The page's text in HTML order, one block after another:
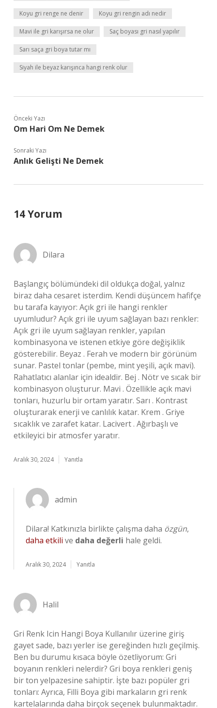
Koyu gri renge ne denir Koyu gri rengin adı nedir
Mavi ile gri karışırsa ne olur Saç boyası gri nasıl yapılır
Sarı saça gri boya tutar mı
Siyah ile beyaz karışınca hangi renk olur
Önceki Yazı
Om Hari Om Ne Demek
Sonraki Yazı
Anlık Gelişti Ne Demek
14 Yorum
Dilara
Başlangıç bölümündeki dil oldukça doğal, yalnız
biraz daha cesaret isterdim. Kendi düşüncem hafifçe
bu tarafa kayıyor: Açık gri ile hangi renkler
uyumludur? Açık gri ile uyum sağlayan bazı renkler:
Açık gri ile uyum sağlayan renkler, yapılan
kombinasyona ve istenen etkiye göre değişiklik
gösterebilir. Beyaz . Ferah ve modern bir görünüm
sunar. Pastel tonlar (pembe, mint yeşili, açık mavi).
Rahatlatıcı alanlar için idealdir. Bej . Nötr ve sıcak bir
kombinasyon oluşturur. Mavi . Özellikle açık mavi
tonları, huzurlu bir ortam yaratır. Sarı . Kontrast
oluşturarak enerji ve canlılık katar. Krem . Griye
sıcaklık ve zarafet katar. Lacivert . Ağırbaşlı ve
etkileyici bir atmosfer yaratır.
Aralık 30, 2024 Yanıtla
admin
Dilara! Katkınızla birlikte çalışma daha özgün,
daha etkili ve daha değerli hale geldi.
Aralık 30, 2024 Yanıtla
Halil
Gri Renk Icin Hangi Boya Kullanılır üzerine giriş
gayet sade, bazı yerler ise gereğinden hızlı geçilmiş.
Ben bu durumu kısaca böyle özetliyorum: Gri
boyanın renkleri nelerdir? Gri boya renkleri geniş
bir ton yelpazesine sahiptir. İşte bazı popüler gri
tonları: Ayrıca, Filli Boya gibi markaların gri renk
kartelalarında daha birçok seçenek bulunmaktadır.